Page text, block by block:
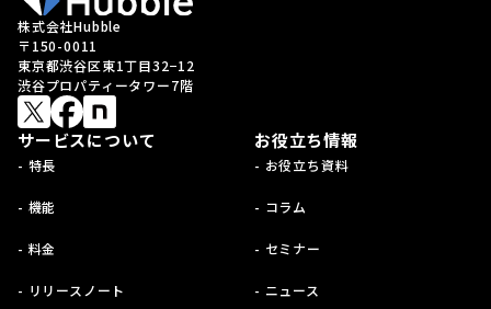
株式会社Hubble
〒150-0011
東京都渋谷区東1丁目32−12
渋谷プロパティータワー7階
サービスについて
- 特長
- 機能
- 料金
- リリースノート
お役立ち情報
- お役立ち資料
- コラム
- セミナー
- ニュース